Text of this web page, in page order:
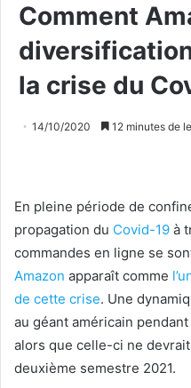
Comment
la crise du
14/10/2020 12 minutes de
En pleine période de
propagation du Covid-19 à
commandes en ligne se
Amazon apparaît comme
de cette crise. Une
au géant américain
alors que celle-ci ne devrait
deuxième semestre 2021.